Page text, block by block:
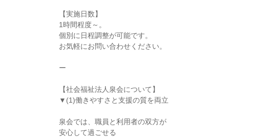
【実施日数】
1時間程度～。
個別に日程調整が可能です。
お気軽にお問い合わせください。
ー
【社会福祉法人泉会について】
▼(1)働きやすさと支援の質を両立
泉会では、職員と利用者の双方が
安心して過ごせる